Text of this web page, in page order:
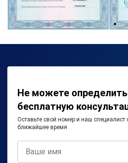
Не можете
бесплатную
Оставьте свой номер и наш специалист
ближайшее время